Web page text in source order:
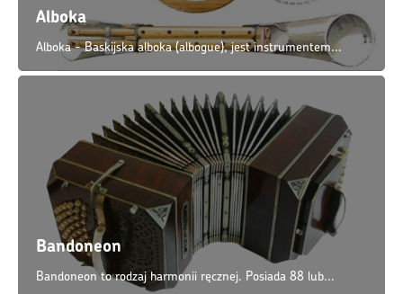
Alboka
Alboka - Baskijska alboka (albogue), jest instrumentem...
Bandoneon
Bandoneon to rodzaj harmonii ręcznej. Posiada 88 lub...